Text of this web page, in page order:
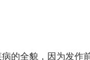
的全貌，因为发作